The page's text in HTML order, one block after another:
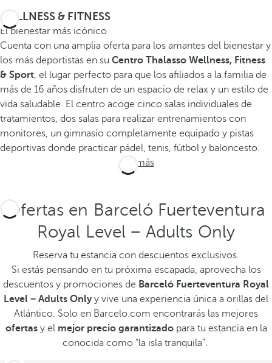
WELLNESS & FITNESS
El bienestar más icónico
Cuenta con una amplia oferta para los amantes del bienestar y
los más deportistas en su Centro Thalasso Wellness, Fitness
& Sport, el lugar perfecto para que los afiliados a la familia de
más de 16 años disfruten de un espacio de relax y un estilo de
vida saludable. El centro acoge cinco salas individuales de
tratamientos, dos salas para realizar entrenamientos con
monitores, un gimnasio completamente equipado y pistas
deportivas donde practicar pádel, tenis, fútbol y baloncesto.
Ver más
Ofertas en Barceló Fuerteventura
Royal Level − Adults Only
Reserva tu estancia con descuentos exclusivos.
Si estás pensando en tu próxima escapada, aprovecha los
descuentos y promociones de Barceló Fuerteventura Royal
Level − Adults Onlyy vive una experiencia única a orillas del
Atlántico. Solo en Barcelo.com encontrarás las mejores
ofertas y elmejor precio garantizadopara tu estancia en la
conocida como “la isla tranquila”.